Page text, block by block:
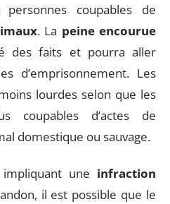
coupables de
. La peine encourue
des faits et pourra aller
d’emprisonnement. Les
lourdes selon que les
coupables d’actes de
domestique ou sauvage.
une infraction
il est possible que le